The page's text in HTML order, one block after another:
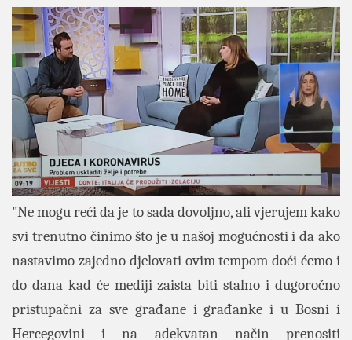
"Ne mogu reći da je to sada dovoljno, ali vjerujem kako
svi trenutno činimo što je u našoj mogućnosti i da ako
nastavimo zajedno djelovati ovim tempom doći ćemo i
do dana kad će mediji zaista biti stalno i dugoročno
pristupačni za sve građane i građanke i u Bosni i
Hercegovini i na adekvatan način prenositi